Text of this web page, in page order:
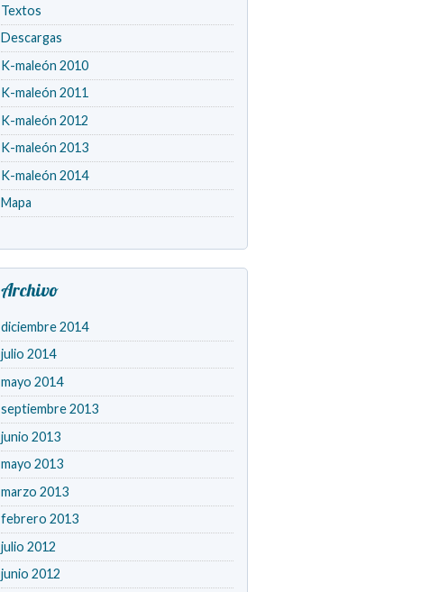
Textos
Descargas
K-maleón 2010
K-maleón 2011
K-maleón 2012
K-maleón 2013
K-maleón 2014
Mapa
Archivo
diciembre 2014
julio 2014
mayo 2014
septiembre 2013
junio 2013
mayo 2013
marzo 2013
febrero 2013
julio 2012
junio 2012